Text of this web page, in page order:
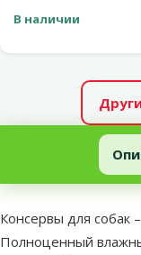
В наличии
Консервы для собак –
В начало
Консервы для собак
Полноценный